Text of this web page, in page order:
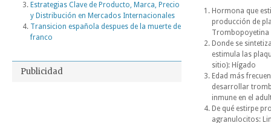
Hormona que
producción de
Trombopoyetina
Donde se
estimula las
sitio): Hígado
Edad más
desarrollar
inmune en el
De qué estirpe
agranulocitos:
Estrategias Clave de Producto, Marca, Precio
y Distribución en Mercados Internacionales
Transicion española despues de la muerte de
franco
Publicidad